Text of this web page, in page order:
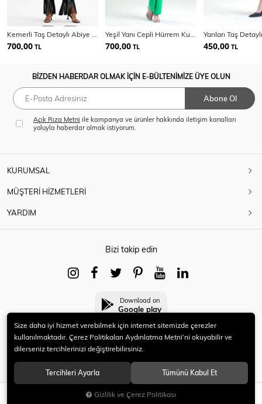
SEPETE EKLE
700,00 TL 700,00 TL 450,00 TL
BİZDEN HABERDAR OLMAK İÇİN E-BÜLTENİMİZE ÜYE OLUN
Abone Ol
Açık Rıza Metni ile kampanya ve ürünler hakkında iletişim kanalları
yoluyla haberdar olmak istiyorum.
KURUMSAL
MÜŞTERİ HİZMETLERİ
YARDIM
Bizi takip edin
Download on
Google play
© 2021 HERYENİ. Tüm hakları saklıdır.
Size daha iyi hizmet verebilmek için internet sitemizde çerezler
kullanılmaktadır. Çerez Politikaları Aydınlatma Metni’ni okuyabilir ve
dilerseniz tercihlerinizi değiştirebilirsiniz.
Tercihleri Ayarla Tümünü Kabul Et
Gizlilik ve Çerez Politikası